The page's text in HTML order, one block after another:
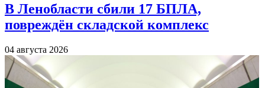
В Ленобласти сбили 17 БПЛА,
повреждён складской комплекс
04 августа 2026